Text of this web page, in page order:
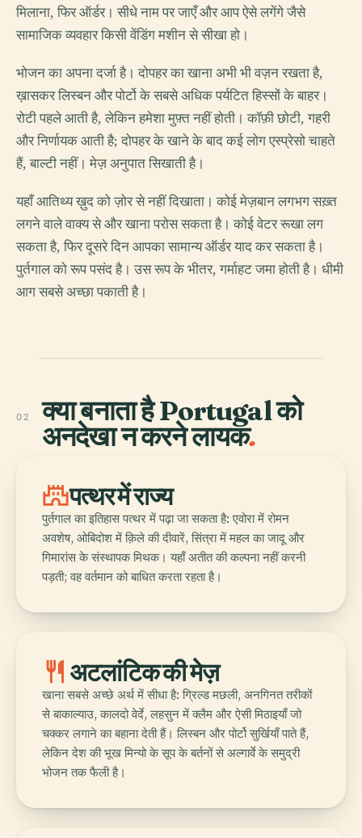
मिलाना, फिर ऑर्डर। सीधे नाम पर जाएँ और आप ऐसे लगेंगे जैसे
सामाजिक व्यवहार किसी वेंडिंग मशीन से सीखा हो।
भोजन का अपना दर्जा है। दोपहर का खाना अभी भी वज़न रखता है,
ख़ासकर लिस्बन और पोर्टो के सबसे अधिक पर्यटित हिस्सों के बाहर।
रोटी पहले आती है, लेकिन हमेशा मुफ़्त नहीं होती। कॉफ़ी छोटी, गहरी
और निर्णायक आती है; दोपहर के खाने के बाद कई लोग एस्प्रेसो चाहते
हैं, बाल्टी नहीं। मेज़ अनुपात सिखाती है।
यहाँ आतिथ्य ख़ुद को ज़ोर से नहीं दिखाता। कोई मेज़बान लगभग सख़्त
लगने वाले वाक्य से और खाना परोस सकता है। कोई वेटर रूखा लग
सकता है, फिर दूसरे दिन आपका सामान्य ऑर्डर याद कर सकता है।
पुर्तगाल को रूप पसंद है। उस रूप के भीतर, गर्माहट जमा होती है। धीमी
आग सबसे अच्छा पकाती है।
02 क्या बनाता है Portugal को
अनदेखा न करने लायक.
castleपत्थर में राज्य
पुर्तगाल का इतिहास पत्थर में पढ़ा जा सकता है: एवोरा में रोमन
अवशेष, ओबिदोश में क़िले की दीवारें, सिंत्रा में महल का जादू और
गिमारांस के संस्थापक मिथक। यहाँ अतीत की कल्पना नहीं करनी
पड़ती; वह वर्तमान को बाधित करता रहता है।
restaurant अटलांटिक की मेज़
खाना सबसे अच्छे अर्थ में सीधा है: ग्रिल्ड मछली, अनगिनत तरीकों
से बाकाल्याउ, कालदो वेर्दे, लहसुन में क्लैम और ऐसी मिठाइयाँ जो
चक्कर लगाने का बहाना देती हैं। लिस्बन और पोर्टो सुर्खियाँ पाते हैं,
लेकिन देश की भूख मिन्यो के सूप के बर्तनों से अल्गार्वे के समुद्री
भोजन तक फैली है।